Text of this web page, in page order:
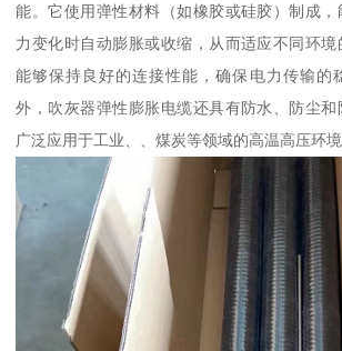
能。它使用弹性材料（如橡胶或硅胶）制成
力变化时自动膨胀或收缩，从而适应不同环
能够保持良好的连接性能，确保电力传输的
外，吹灰器弹性膨胀电缆还具有防水、防尘
广泛应用于工业、、煤炭等领域的高温高压环境